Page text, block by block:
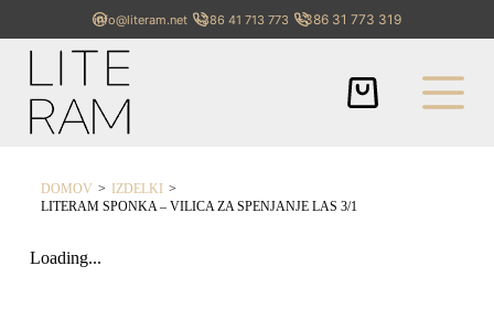
info@literam.net +386 41 713 773 +386 31 773 319
DOMOV > IZDELKI
>
LITERAM SPONKA – VILICA ZA SPENJANJE LAS 3/1
Loading...